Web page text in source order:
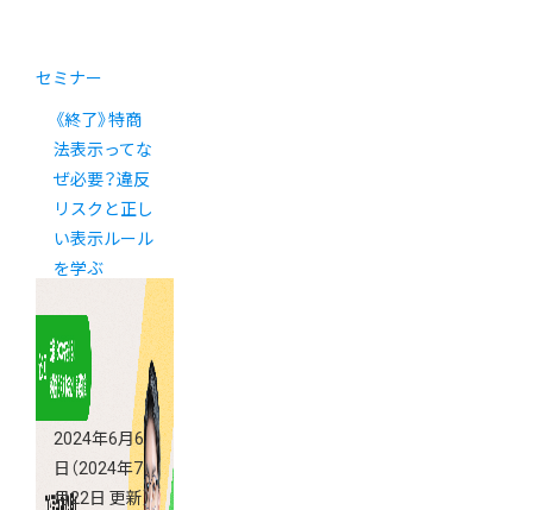
セミナー
《終了》特商
法表示ってな
ぜ必要？違反
リスクと正し
い表示ルール
を学ぶ
2024年6月6
日 （2024年7
月22日 更新）